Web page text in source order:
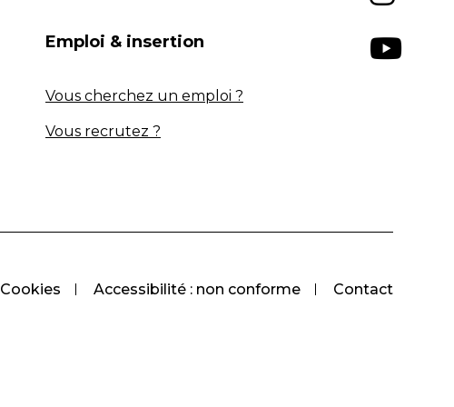
Emploi & insertion
Vous cherchez un emploi ?
Vous recrutez ?
Cookies Accessibilité : non conforme Contact